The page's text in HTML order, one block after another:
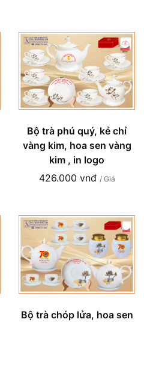
Bộ trà phú quý, kẻ chỉ
vàng kim, hoa sen vàng
kim , in logo
426.000 vnđ / Giá
Bộ trà chóp lửa, hoa sen